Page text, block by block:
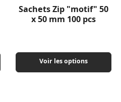
Sachets Zip "motif" 50
x 50 mm 100 pcs
Voir les options